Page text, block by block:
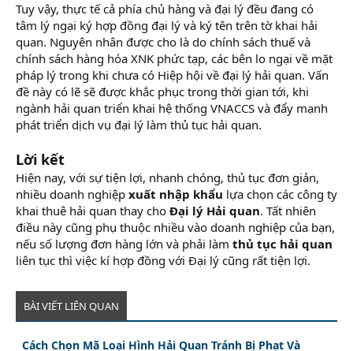
Tuy vậy, thực tế cả phía chủ hàng và đại lý đều đang có
tâm lý ngại ký hợp đồng đại lý và ký tên trên tờ khai hải
quan. Nguyên nhân được cho là do chính sách thuế và
chính sách hàng hóa XNK phức tạp, các bên lo ngại về mặt
pháp lý trong khi chưa có Hiệp hội về đại lý hải quan. Vấn
đề này có lẽ sẽ được khắc phục trong thời gian tới, khi
ngành hải quan triển khai hệ thống VNACCS và đẩy mạnh
phát triển dịch vụ đại lý làm thủ tục hải quan.
Lời kết
Hiện nay, với sự tiện lợi, nhanh chóng, thủ tục đơn giản,
nhiều doanh nghiệp xuất nhập khẩu lựa chọn các công ty
khai thuê hải quan thay cho Đại lý Hải quan. Tất nhiên
điều này cũng phụ thuộc nhiều vào doanh nghiệp của bạn,
nếu số lượng đơn hàng lớn và phải làm thủ tục hải quan
liên tục thì việc kí hợp đồng với Đại lý cũng rất tiện lợi.
BÀI VIẾT LIÊN QUAN
Cách Chọn Mã Loại Hình Hải Quan Tránh Bị Phạt Và